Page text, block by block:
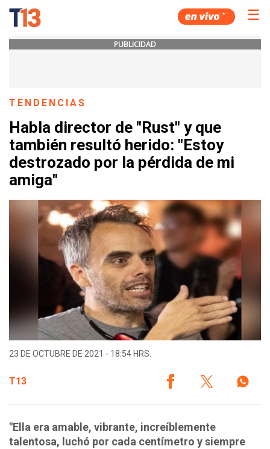
☰
PUBLICIDAD
TENDENCIAS
Habla director de "Rust" y que
también resultó herido: "Estoy
destrozado por la pérdida de mi
amiga"
23 DE OCTUBRE DE 2021 - 18:54 HRS.
T13
"Ella era amable, vibrante, increíblemente
talentosa, luchó por cada centímetro y siempre